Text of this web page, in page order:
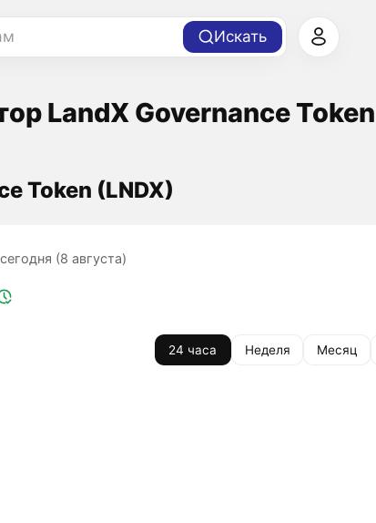
Искать
LandX Governance
Token (LNDX)
(8 августа)
24 часа Неделя Месяц